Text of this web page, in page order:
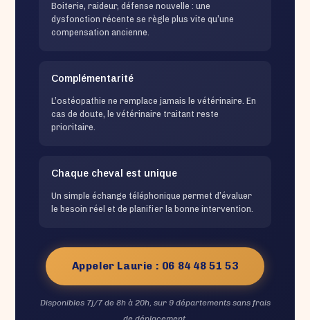
Boiterie, raideur, défense nouvelle : une
dysfonction récente se règle plus vite qu’une
compensation ancienne.
Complémentarité
L’ostéopathie ne remplace jamais le vétérinaire. En
cas de doute, le vétérinaire traitant reste
prioritaire.
Chaque cheval est unique
Un simple échange téléphonique permet d’évaluer
le besoin réel et de planifier la bonne intervention.
Appeler Laurie : 06 84 48 51 53
Disponibles 7j/7 de 8h à 20h, sur 9 départements sans frais